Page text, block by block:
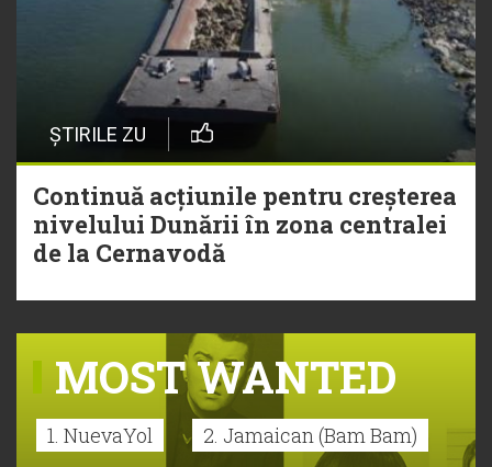
ȘTIRILE ZU
Continuă acțiunile pentru creșterea
nivelului Dunării în zona centralei
de la Cernavodă
MOST WANTED
1. NuevaYol 2. Jamaican (Bam Bam)